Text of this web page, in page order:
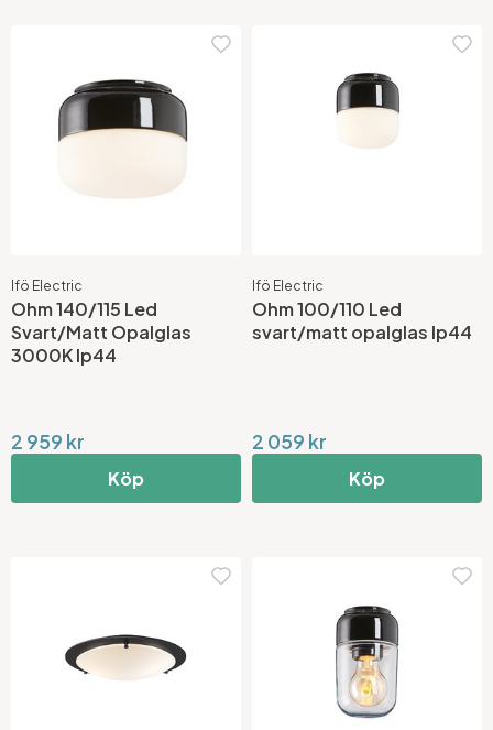
Ifö Electric
Ohm 140/115 Led
Svart/Matt Opalglas
3000K Ip44
2 959 kr
Köp
Ifö Electric
Ohm 100/110 Led
svart/matt opalglas Ip44
2 059 kr
Köp